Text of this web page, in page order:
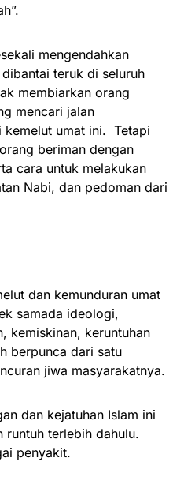
mengendahkan
teruk di seluruh
membiarkan orang
mencari jalan
kemelut umat ini. Tetapi
beriman dengan
cara untuk melakukan
Nabi, dan pedoman dari
dan kemunduran umat
samada ideologi,
kemiskinan, keruntuhan
berpunca dari satu
jiwa masyarakatnya.
dan kejatuhan Islam ini
runtuh terlebih dahulu.
penyakit.